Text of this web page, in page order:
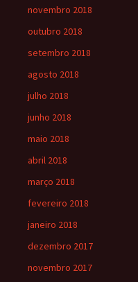
novembro 2018
outubro 2018
setembro 2018
agosto 2018
julho 2018
junho 2018
maio 2018
abril 2018
março 2018
fevereiro 2018
janeiro 2018
dezembro 2017
novembro 2017